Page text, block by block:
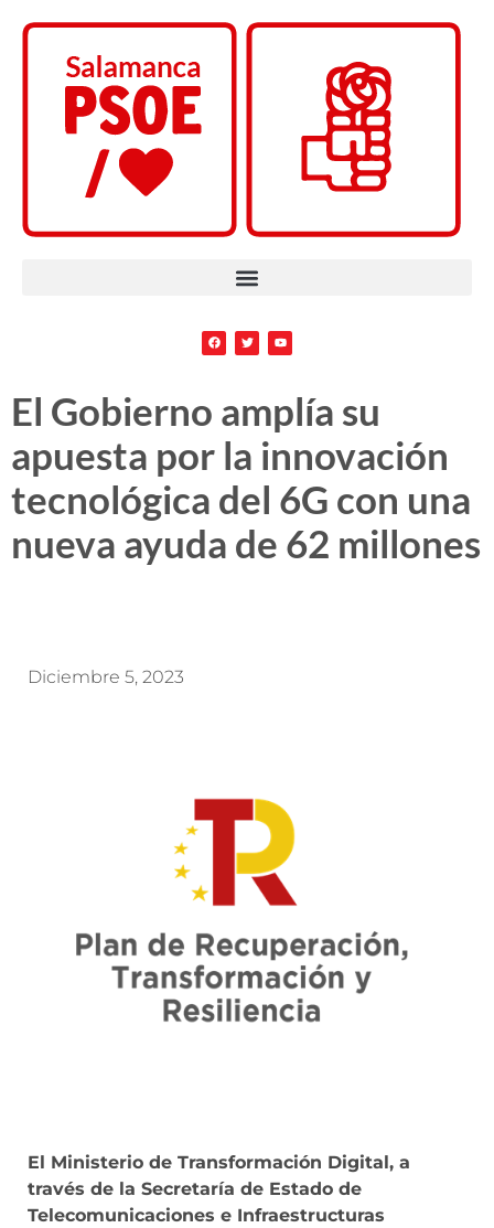
El Gobierno amplía su
apuesta por la innovación
tecnológica del 6G con una
nueva ayuda de 62 millones
Diciembre 5, 2023
El Ministerio de Transformación Digital, a
través de la Secretaría de Estado de
Telecomunicaciones e Infraestructuras